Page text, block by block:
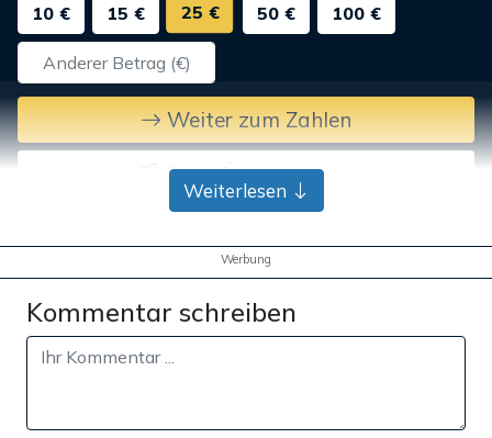
10 €
15 € 25 € 50 € 100 €
Weiter zum Zahlen
Bank-Überweisung
Weiterlesen
Werbung
Kommentar schreiben